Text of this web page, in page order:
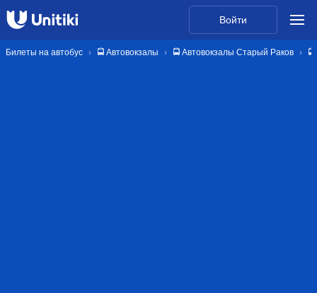
Войти
Билеты на автобус 🚍 Автовокзалы 🚍 Автовокзалы Старый Раков